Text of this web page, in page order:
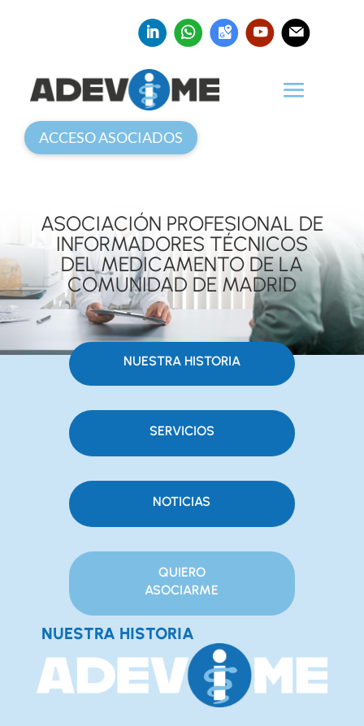
ACCESO ASOCIADOS
ASOCIACIÓN PROFESIONAL DE
INFORMADORES TÉCNICOS
DEL MEDICAMENTO DE LA
COMUNIDAD DE MADRID
NUESTRA HISTORIA
SERVICIOS
NOTICIAS
QUIERO
ASOCIARME
NUESTRA HISTORIA